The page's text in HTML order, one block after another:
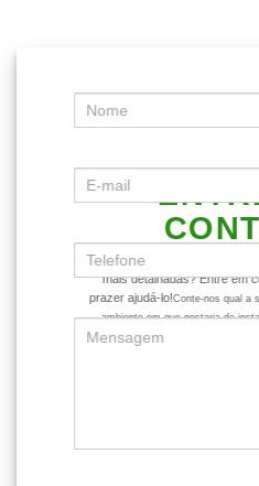
Ficou com alguma dúvida ou
mais detalhadas? Entre em
prazer ajudá-lo!Conte-nos qual a
ambiente em que gostaria de
dicas mais assertivas sobre